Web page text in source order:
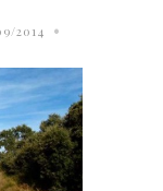
2014 •